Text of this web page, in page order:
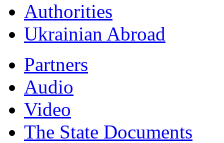
Authorities
Ukrainian Abroad
Partners
Audio
Video
The State Documents